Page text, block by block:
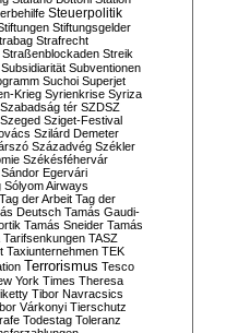
Steuerpolitik
Stiftungsgelder
Strafrecht
Straßenblockaden Streik
Subsidiarität Subventionen
Suchoi Superjet
Krieg Syrienkrise Syriza
Szabadság tér SZDSZ
Szeged Sziget-Festival
Szilárd Demeter
Századvég Székler
Székésféhervár
Sándor Egervári
Sólyom Airways
Tag der Arbeit Tag der
Deutsch Tamás Gaudi-
Tamás Sneider Tamás
Tarifsenkungen TASZ
Taxiunternehmen TEK
Terrorismus Tesco
York Times Theresa
Tibor Navracsics
Várkonyi Tierschutz
Todestag Toleranz